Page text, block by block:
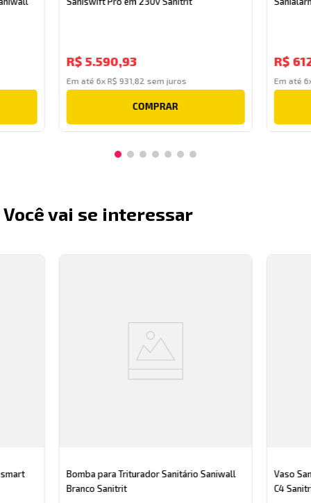
R$ 5.590,93
Em até 6x R$ 931 82 sem juros
COMPRAR
R$
Em até 6
Você vai se interessar
Bomba para Triturador Sanitário Saniwall
Branco Sanitrit
Vaso
C4